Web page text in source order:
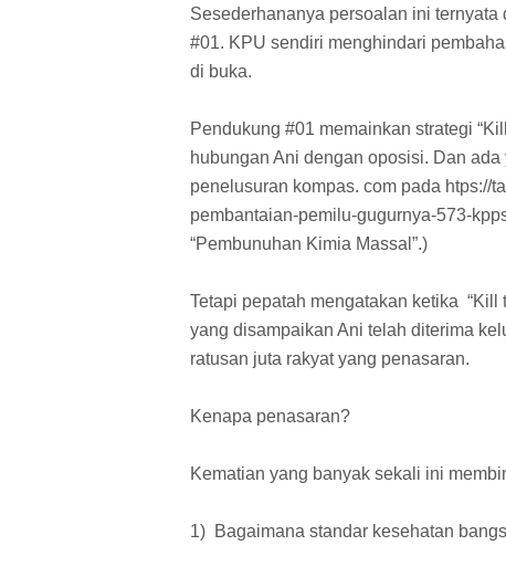
Sesederhananya persoalan ini
#01. KPU sendiri menghindari
di buka.
Pendukung #01 memainkan strategi
hubungan Ani dengan oposisi. Dan
penelusuran kompas. com pada htps://
pembantaian-pemilu-gugurnya-573-
“Pembunuhan Kimia Massal”.)
Tetapi pepatah mengatakan ketika “Kill
yang disampaikan Ani telah diterima
ratusan juta rakyat yang penasaran.
Kenapa penasaran?
Kematian yang banyak sekali ini
1) Bagaimana standar kesehatan